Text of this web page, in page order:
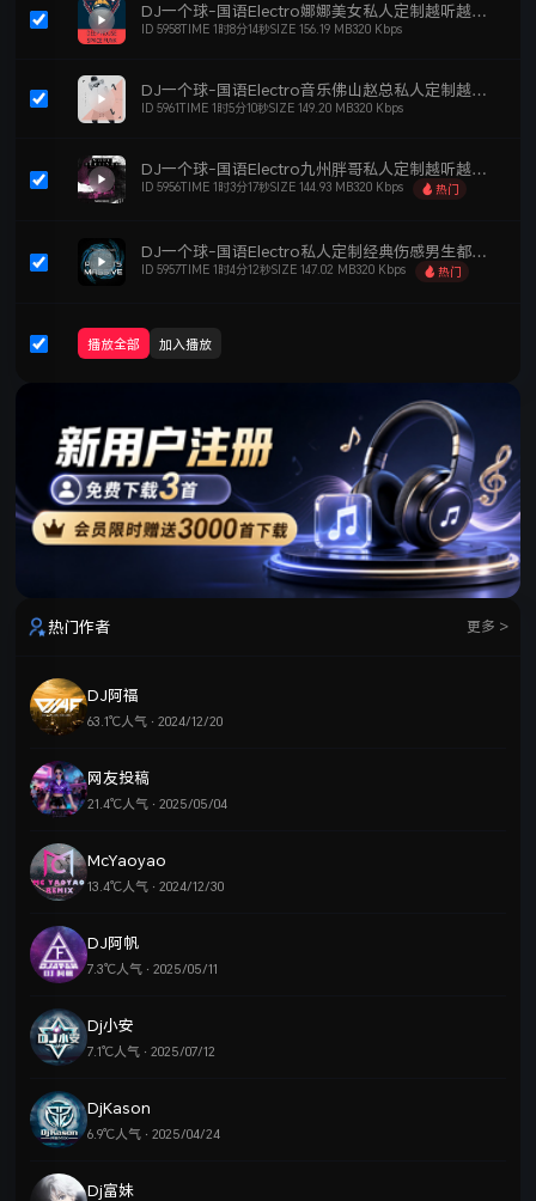
DJ一个球-国语Electro娜娜美女私人定制越听越上头劲爆DJ车载串烧NO.11
ID 5958TIME 1时8分14秒SIZE 156.19 MB320 Kbps
立即下载
DJ一个球-国语Electro音乐佛山赵总私人定制越听越上头劲爆DJ车载串烧NO.27
ID 5961TIME 1时5分10秒SIZE 149.20 MB320 Kbps
立即下载
DJ一个球-国语Electro九州胖哥私人定制越听越上头劲爆DJ车载串烧NO.14
ID 5956TIME 1时3分17秒SIZE 144.93 MB320 Kbps 热门
立即下载 添加歌单
DJ一个球-国语Electro私人定制经典伤感男生都爱听的劲爆DJ车载串烧NO.13
ID 5957TIME 1时4分12秒SIZE 147.02 MB320 Kbps 热门
立即下载 添加歌单
播放全部 加入播放
热门作者 更多 >
DJ阿福
63.1℃人气 · 2024/12/20
网友投稿
21.4℃人气 · 2025/05/04
McYaoyao
13.4℃人气 · 2024/12/30
DJ阿帆
7.3℃人气 · 2025/05/11
Dj小安
7.1℃人气 · 2025/07/12
DjKason
6.9℃人气 · 2025/04/24
Dj富妹